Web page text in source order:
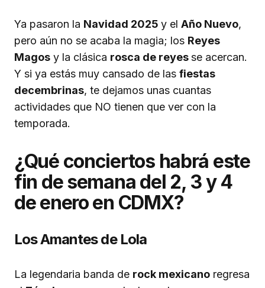
Ya pasaron la Navidad 2025 y el Año Nuevo,
pero aún no se acaba la magia; los Reyes
Magos y la clásica rosca de reyesse acercan.
Y si ya estás muy cansado de las fiestas
decembrinas, te dejamos unas cuantas
actividades que NO tienen que ver con la
temporada.
¿Qué conciertos habrá este
fin de semana del 2, 3 y 4
de enero en CDMX?
Los Amantes de Lola
La legendaria banda de rock mexicano regresa